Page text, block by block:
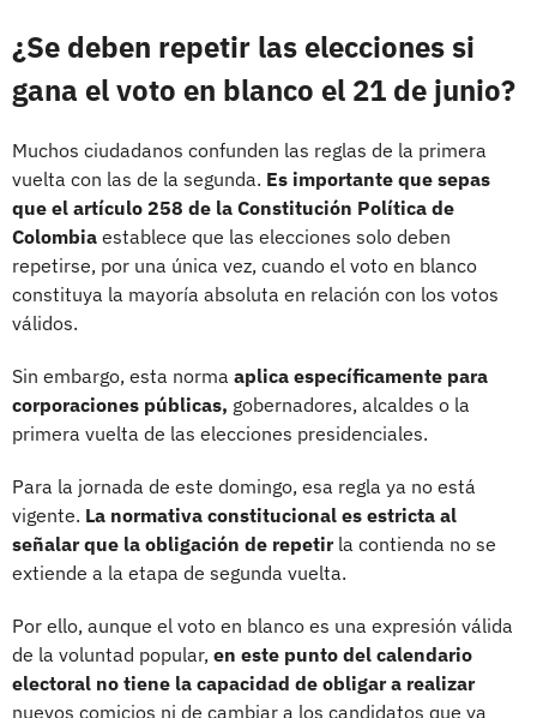
¿Se deben repetir las elecciones si
gana el voto en blanco el 21 de junio?
Muchos ciudadanos confunden las reglas de la primera
vuelta con las de la segunda. Es importante que sepas
que el artículo 258 de la Constitución Política de
Colombia establece que las elecciones solo deben
repetirse, por una única vez, cuando el voto en blanco
constituya la mayoría absoluta en relación con los votos
válidos.
Sin embargo, esta norma aplica específicamente para
corporaciones públicas, gobernadores, alcaldes o la
primera vuelta de las elecciones presidenciales.
Para la jornada de este domingo, esa regla ya no está
vigente. La normativa constitucional es estricta al
señalar que la obligación de repetirla contienda no se
extiende a la etapa de segunda vuelta.
Por ello, aunque el voto en blanco es una expresión válida
de la voluntad popular, en este punto del calendario
electoral no tiene la capacidad de obligar a realizar
nuevos comicios ni de cambiar a los candidatos que ya